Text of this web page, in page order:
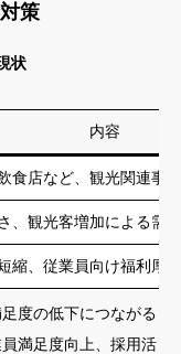
策
状
内容
食店など、観光関連事
、観光客増加による需
縮、従業員向け福利厚
度の低下につながる
満足度向上、採用活